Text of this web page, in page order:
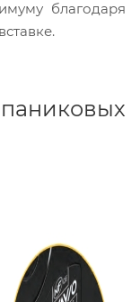
благодаря